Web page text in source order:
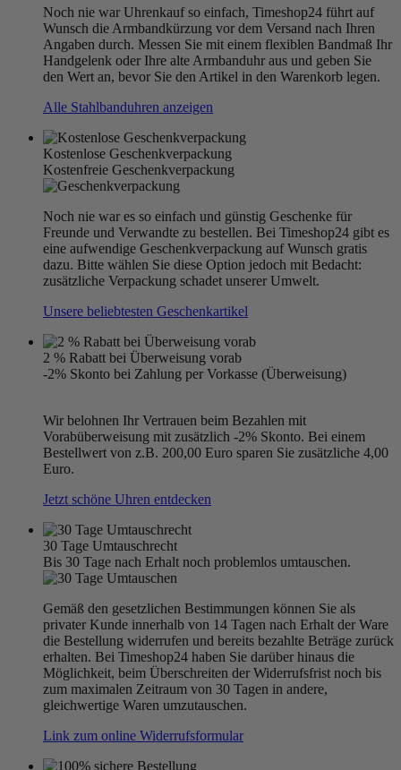
Noch nie war Uhrenkauf so einfach, Timeshop24 führt auf
Wunsch die Armbandkürzung vor dem Versand nach Ihren
Angaben durch. Messen Sie mit einem flexiblen Bandmaß Ihr
Handgelenk oder Ihre alte Armbanduhr aus und geben Sie
den Wert an, bevor Sie den Artikel in den Warenkorb legen.
Alle Stahlbanduhren anzeigen
Kostenlose Geschenkverpackung
Kostenfreie Geschenkverpackung
Noch nie war es so einfach und günstig Geschenke für
Freunde und Verwandte zu bestellen. Bei Timeshop24 gibt es
eine aufwendige Geschenkverpackung auf Wunsch gratis
dazu. Bitte wählen Sie diese Option jedoch mit Bedacht:
zusätzliche Verpackung schadet unserer Umwelt.
Unsere beliebtesten Geschenkartikel
2 % Rabatt bei Überweisung vorab
-2% Skonto bei Zahlung per Vorkasse (Überweisung)
Wir belohnen Ihr Vertrauen beim Bezahlen mit
Vorabüberweisung mit zusätzlich -2% Skonto. Bei einem
Bestellwert von z.B. 200,00 Euro sparen Sie zusätzliche 4,00
Euro.
Jetzt schöne Uhren entdecken
30 Tage Umtauschrecht
Bis 30 Tage nach Erhalt noch problemlos umtauschen.
Gemäß den gesetzlichen Bestimmungen können Sie als
privater Kunde innerhalb von 14 Tagen nach Erhalt der Ware
die Bestellung widerrufen und bereits bezahlte Beträge zurück
erhalten. Bei Timeshop24 haben Sie darüber hinaus die
Möglichkeit, beim Überschreiten der Widerrufsfrist noch bis
zum maximalen Zeitraum von 30 Tagen in andere,
gleichwertige Waren umzutauschen.
Link zum online Widerrufsformular